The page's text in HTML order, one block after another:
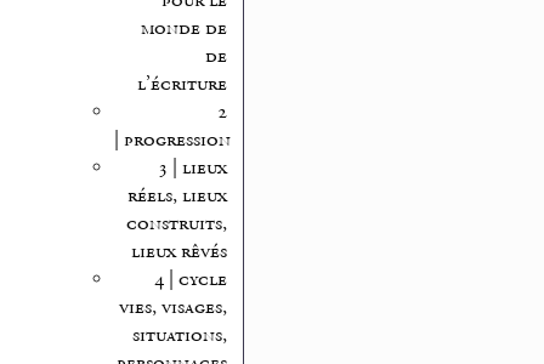
monde de
de
l’écriture
2
| progression
3 | lieux
réels, lieux
construits,
lieux rêvés
4 | cycle
vies, visages,
situations,